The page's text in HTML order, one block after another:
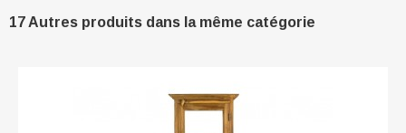
17 Autres produits dans la même catégorie